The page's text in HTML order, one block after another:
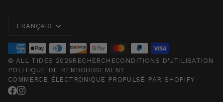
FRANÇAIS
© ALL TIDES 2026 RECHERCHECONDITIONS D'UTILISATION
POLITIQUE DE REMBOURSEMENT
COMMERCE ÉLECTRONIQUE PROPULSÉ PAR SHOPIFY